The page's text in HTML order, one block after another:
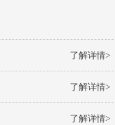
了解详情>
了解详情>
了解详情>